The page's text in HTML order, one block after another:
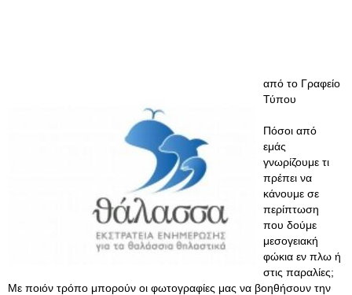
από το Γραφείο
Τύπου
Πόσοι από
εμάς
γνωρίζουμε τι
πρέπει να
κάνουμε σε
περίπτωση
που δούμε
μεσογειακή
φώκια εν πλω ή
στις παραλίες;
Με ποιόν τρόπο μπορούν οι φωτογραφίες μας να βοηθήσουν την